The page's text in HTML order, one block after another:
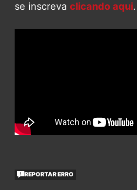
se inscreva clicando aqui.
REPORTAR ERRO